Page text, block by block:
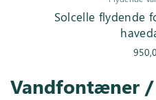
Solcelle flydende
Vandfontæner